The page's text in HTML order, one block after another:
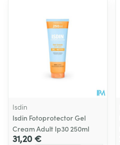
Isdin
Isdin Fotoprotector Gel
Cream Adult Ip30 250ml
31,20 €